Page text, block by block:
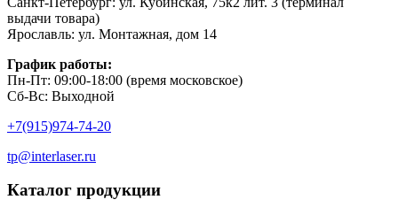
выдачи товара)
Ярославль: ул. Монтажная, дом 14
График работы:
Пн-Пт: 09:00-18:00 (время московское)
Сб-Вс: Выходной
+7(915)974-74-20
tp@interlaser.ru
Каталог продукции